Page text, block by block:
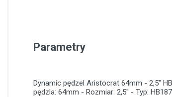
Parametry
Dynamic pędzel Aristocrat 64mm - 2,5"
pędzla: 64mm - Rozmiar: 2,5" - Typ: